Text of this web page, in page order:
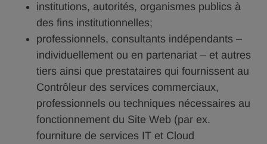
institutions, autorités, organismes publics à
des fins institutionnelles;
professionnels, consultants indépendants –
individuellement ou en partenariat – et autres
tiers ainsi que prestataires qui fournissent au
Contrôleur des services commerciaux,
professionnels ou techniques nécessaires au
fonctionnement du Site Web (par ex.
fourniture de services IT et Cloud